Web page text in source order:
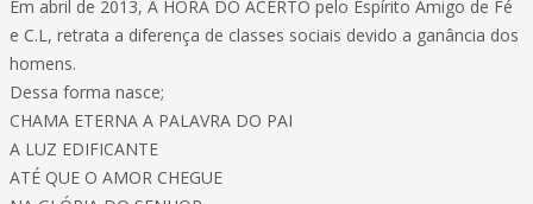
Em abril de 2013, A HORA DO ACERTO pelo Espírito Amigo de Fé
e C.L, retrata a diferença de classes sociais devido a ganância dos
homens.
Dessa forma nasce;
CHAMA ETERNA A PALAVRA DO PAI
A LUZ EDIFICANTE
ATÉ QUE O AMOR CHEGUE